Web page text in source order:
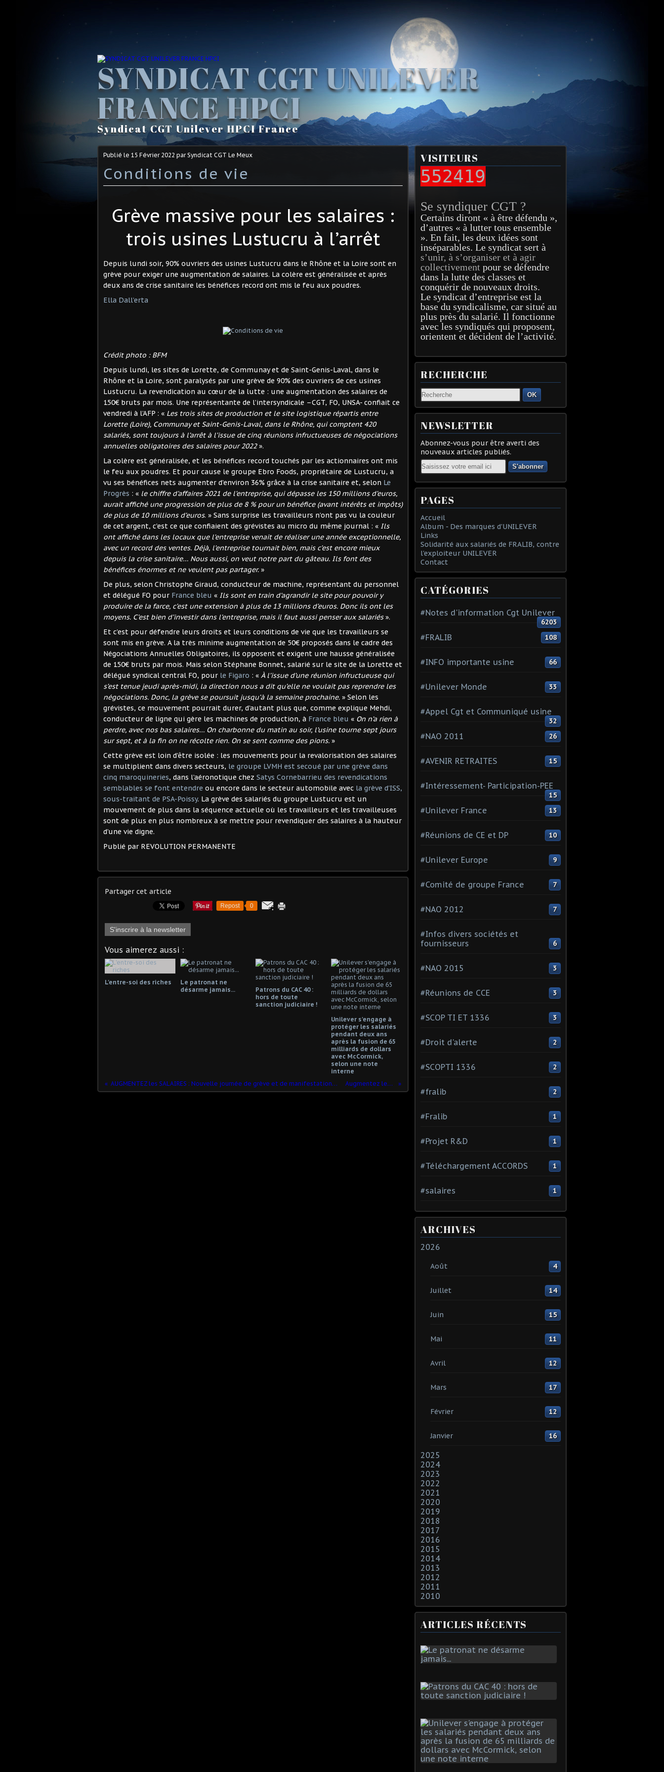
SYNDICAT CGT UNILEVER
FRANCE HPCI
Syndicat CGT Unilever HPCI France
Publié le 15 Février 2022 par Syndicat CGT Le Meux
Conditions de vie
Grève massive pour les salaires :
trois usines Lustucru à l’arrêt
Depuis lundi soir, 90% ouvriers des usines Lustucru dans le Rhône et la Loire sont en
grève pour exiger une augmentation de salaires. La colère est généralisée et après
deux ans de crise sanitaire les bénéfices record ont mis le feu aux poudres.
Ella Dall’erta
Crédit photo : BFM
Depuis lundi, les sites de Lorette, de Communay et de Saint-Genis-Laval, dans le
Rhône et la Loire, sont paralysés par une grève de 90% des ouvriers de ces usines
Lustucru. La revendication au cœur de la lutte : une augmentation des salaires de
150€ bruts par mois. Une représentante de l’intersyndicale –CGT, FO, UNSA- confiait ce
vendredi à l’AFP : « Les trois sites de production et le site logistique répartis entre
Lorette (Loire), Communay et Saint-Genis-Laval, dans le Rhône, qui comptent 420
salariés, sont toujours à l’arrêt à l’issue de cinq réunions infructueuses de négociations
annuelles obligatoires des salaires pour 2022».
La colère est généralisée, et les bénéfices record touchés par les actionnaires ont mis
le feu aux poudres. Et pour cause le groupe Ebro Foods, propriétaire de Lustucru, a
vu ses bénéfices nets augmenter d’environ 36% grâce à la crise sanitaire et, selon Le
Progrès : « le chiffre d’affaires 2021 de l’entreprise, qui dépasse les 150 millions d’euros,
aurait affiché une progression de plus de 8 % pour un bénéfice (avant intérêts et impôts)
de plus de 10 millions d’euros. » Sans surprise les travailleurs n’ont pas vu la couleur
de cet argent, c’est ce que confiaient des grévistes au micro du même journal : « Ils
ont affiché dans les locaux que l’entreprise venait de réaliser une année exceptionnelle,
avec un record des ventes. Déjà, l’entreprise tournait bien, mais c’est encore mieux
depuis la crise sanitaire… Nous aussi, on veut notre part du gâteau. Ils font des
bénéfices énormes et ne veulent pas partager. »
De plus, selon Christophe Giraud, conducteur de machine, représentant du personnel
et délégué FO pour France bleu « Ils sont en train d’agrandir le site pour pouvoir y
produire de la farce, c’est une extension à plus de 13 millions d’euros. Donc ils ont les
moyens. C’est bien d’investir dans l’entreprise, mais il faut aussi penser aux salariés».
Et c’est pour défendre leurs droits et leurs conditions de vie que les travailleurs se
sont mis en grève. A la très minime augmentation de 50€ proposés dans le cadre des
Négociations Annuelles Obligatoires, ils opposent et exigent une hausse généralisée
de 150€ bruts par mois. Mais selon Stéphane Bonnet, salarié sur le site de la Lorette et
délégué syndical central FO, pour le Figaro : « À l’issue d’une réunion infructueuse qui
s’est tenue jeudi après-midi, la direction nous a dit qu’elle ne voulait pas reprendre les
négociations. Donc, la grève se poursuit jusqu’à la semaine prochaine. » Selon les
grévistes, ce mouvement pourrait durer, d’autant plus que, comme explique Mehdi,
conducteur de ligne qui gère les machines de production, à France bleu « On n’a rien à
perdre, avec nos bas salaires… On charbonne du matin au soir, l’usine tourne sept jours
sur sept, et à la fin on ne récolte rien. On se sent comme des pions. »
Cette grève est loin d’être isolée : les mouvements pour la revalorisation des salaires
se multiplient dans divers secteurs, le groupe LVMH est secoué par une grève dans
cinq maroquineries, dans l’aéronotique chez Satys Cornebarrieu des revendications
semblables se font entendre ou encore dans le secteur automobile avec la grève d’ISS,
sous-traitant de PSA-Poissy. La grève des salariés du groupe Lustucru est un
mouvement de plus dans la séquence actuelle où les travailleurs et les travailleuses
sont de plus en plus nombreux à se mettre pour revendiquer des salaires à la hauteur
d’une vie digne.
Publié par REVOLUTION PERMANENTE
Partager cet article
Repost 0
S'inscrire à la newsletter
Vous aimerez aussi :
L'entre-soi des riches
Le patronat ne
désarme jamais...
Patrons du CAC 40 :
hors de toute
sanction judiciaire !
Unilever s'engage à
protéger les salariés
pendant deux ans
après la fusion de 65
milliards de dollars
avec McCormick,
selon une note
interne
AUGMENTEZ les SALAIRES : Nouvelle journée de grève et de manifestations interprofessionnelles le 17 mars.
Augmentez les salaires !
VISITEURS
552419
Se syndiquer CGT ?
Certains diront « à être défendu »,
d’autres « à lutter tous ensemble
». En fait, les deux idées sont
inséparables. Le syndicat sert à
s’unir, à s’organiser et à agir
collectivement pour se défendre
dans la lutte des classes et
conquérir de nouveaux droits.
Le syndicat d’entreprise est la
base du syndicalisme, car situé au
plus près du salarié. Il fonctionne
avec les syndiqués qui proposent,
orientent et décident de l’activité.
RECHERCHE
OK
NEWSLETTER
Abonnez-vous pour être averti des
nouveaux articles publiés.
Email
PAGES
Accueil
Album - Des marques d'UNILEVER
Links
Solidarité aux salariés de FRALIB, contre
l'exploiteur UNILEVER
Contact
CATÉGORIES
#Notes d'information Cgt Unilever
6203
#FRALIB 108
#INFO importante usine 66
#Unilever Monde 33
#Appel Cgt et Communiqué usine
32
#NAO 2011 26
#AVENIR RETRAITES 15
#Intéressement- Participation-PEE
15
#Unilever France 13
#Réunions de CE et DP 10
#Unilever Europe 9
#Comité de groupe France 7
#NAO 2012 7
#Infos divers sociétés et
fournisseurs
6
#NAO 2015 3
#Réunions de CCE 3
#SCOP TI ET 1336 3
#Droit d'alerte 2
#SCOPTI 1336 2
#fralib 2
#Fralib 1
#Projet R&D 1
#Téléchargement ACCORDS 1
#salaires 1
ARCHIVES
2026
Août 4
Juillet 14
Juin 15
Mai 11
Avril 12
Mars 17
Février 12
Janvier 16
2025
2024
2023
2022
2021
2020
2019
2018
2017
2016
2015
2014
2013
2012
2011
2010
ARTICLES RÉCENTS